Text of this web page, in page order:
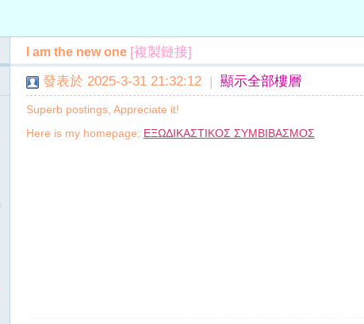
I am the new one [複製鏈接]
發表於 2025-3-31 21:32:12 | 顯示全部樓層
Superb postings, Appreciate it!
Here is my homepage; ΕΞΩΔΙΚΑΣΤΙΚΟΣ ΣΥΜΒΙΒΑΣΜΟΣ